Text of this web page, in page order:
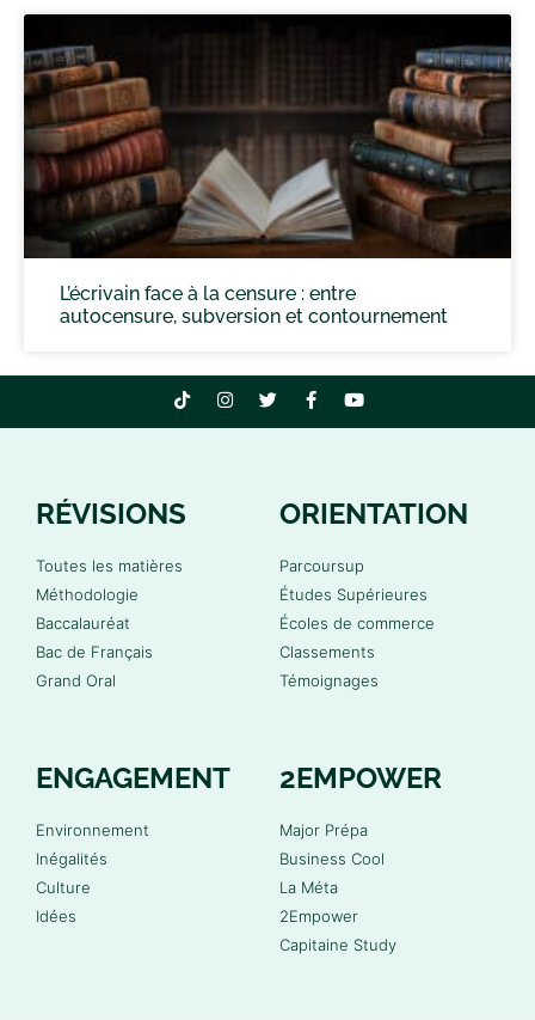
L’écrivain face à la censure : entre
autocensure, subversion et contournement
RÉVISIONS
Toutes les matières
Méthodologie
Baccalauréat
Bac de Français
Grand Oral
ORIENTATION
Parcoursup
Études Supérieures
Écoles de commerce
Classements
Témoignages
ENGAGEMENT
Environnement
Inégalités
Culture
Idées
2EMPOWER
Major Prépa
Business Cool
La Méta
2Empower
Capitaine Study